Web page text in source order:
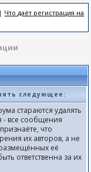
| Что даёт регистрация на
следующее:
стараются удалять
- все сообщения
что
их авторов, а не
её
ответственна за их